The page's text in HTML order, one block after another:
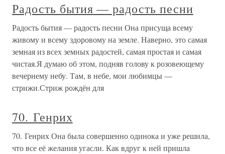
Радость бытия — радость песни
Радость бытия — радость песни Она присуща всему
живому и всему здоровому на земле. Наверно, это самая
земная из всех земных радостей, самая простая и самая
чистая.Я думаю об этом, подняв голову к розовеющему
вечернему небу. Там, в небе, мои любимцы —
стрижи.Стриж рождён для
70. Генрих
70. Генрих Она была совершенно одинока и уже решила,
что все её желания угасли. Как вдруг к ней пришла